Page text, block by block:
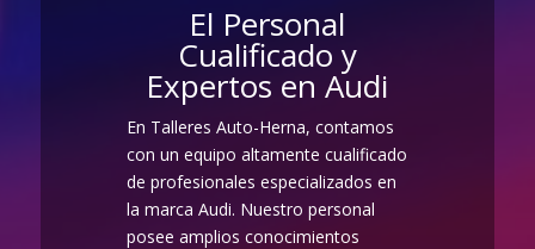
El Personal
Cualificado y
Expertos en Audi
En Talleres Auto-Herna, contamos
con un equipo altamente cualificado
de profesionales especializados en
la marca Audi. Nuestro personal
posee amplios conocimientos